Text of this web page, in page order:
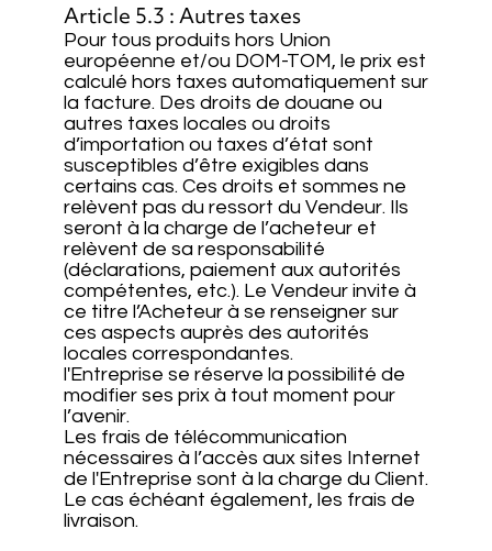
Article 5.3 : Autres taxes
Pour tous produits hors Union
européenne et/ou DOM-TOM, le prix est
calculé hors taxes automatiquement sur
la facture. Des droits de douane ou
autres taxes locales ou droits
d’importation ou taxes d’état sont
susceptibles d’être exigibles dans
certains cas. Ces droits et sommes ne
relèvent pas du ressort du Vendeur. Ils
seront à la charge de l’acheteur et
relèvent de sa responsabilité
(déclarations, paiement aux autorités
compétentes, etc.). Le Vendeur invite à
ce titre l’Acheteur à se renseigner sur
ces aspects auprès des autorités
locales correspondantes.
l'Entreprise se réserve la possibilité de
modifier ses prix à tout moment pour
l’avenir.
Les frais de télécommunication
nécessaires à l’accès aux sites Internet
de l'Entreprise sont à la charge du Client.
Le cas échéant également, les frais de
livraison.